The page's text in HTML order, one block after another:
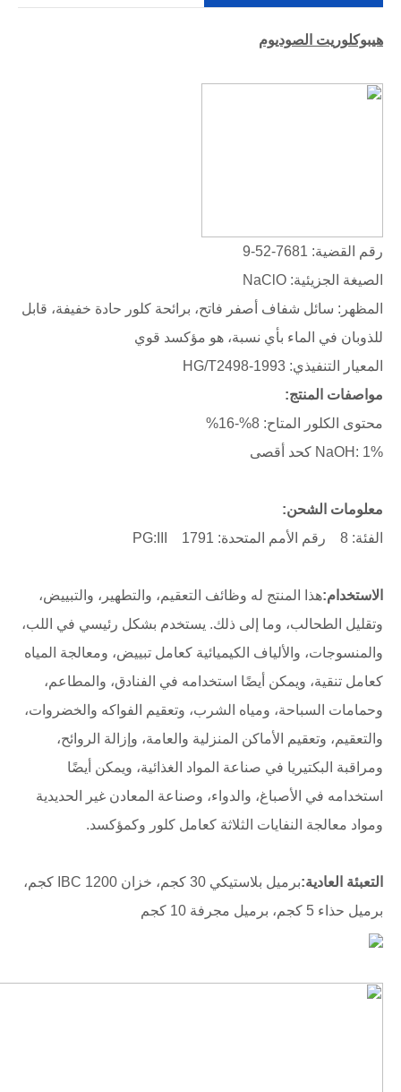
هيبوكلوريت الصوديوم
رقم القضية: 7681-52-9
الصيغة الجزيئية: NaClO
المظهر: سائل شفاف أصفر فاتح، برائحة كلور حادة خفيفة، قابل
للذوبان في الماء بأي نسبة، هو مؤكسد قوي
المعيار التنفيذي: HG/T2498-1993
مواصفات المنتج:
محتوى الكلور المتاح: 8%-16%
NaOH: 1% كحد أقصى
معلومات الشحن:
الفئة: 8 رقم الأمم المتحدة: 1791 PG:III
الاستخدام:هذا المنتج له وظائف التعقيم، والتطهير، والتبييض،
وتقليل الطحالب، وما إلى ذلك. يستخدم بشكل رئيسي في اللب،
والمنسوجات، والألياف الكيميائية كعامل تبييض، ومعالجة المياه
كعامل تنقية، ويمكن أيضًا استخدامه في الفنادق، والمطاعم،
وحمامات السباحة، ومياه الشرب، وتعقيم الفواكه والخضروات،
والتعقيم، وتعقيم الأماكن المنزلية والعامة، وإزالة الروائح،
ومراقبة البكتيريا في صناعة المواد الغذائية، ويمكن أيضًا
استخدامه في الأصباغ، والدواء، وصناعة المعادن غير الحديدية
ومواد معالجة النفايات الثلاثة كعامل كلور وكمؤكسد.
التعبئة العادية:
برميل بلاستيكي 30 كجم، خزان IBC 1200 كجم،
برميل حذاء 5 كجم، برميل مجرفة 10 كجم